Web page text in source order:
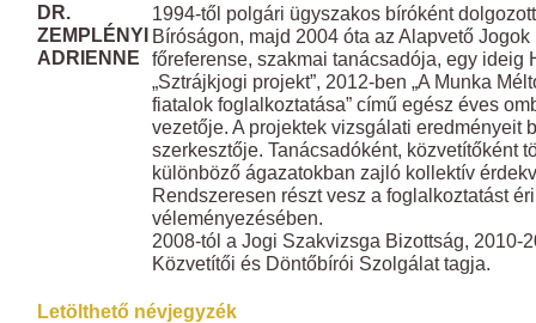
DR.
ZEMPLÉNYI
ADRIENNE
1994-től polgári ügyszakos bíróként
Bíróságon, majd 2004 óta az Alapvető
főreferense, szakmai tanácsadója, egy ideig
„Sztrájkjogi projekt”, 2012-ben „A Munka
fiatalok foglalkoztatása” című egész éves
vezetője. A projektek vizsgálati eredményeit
szerkesztője. Tanácsadóként, közvetítőként
különböző ágazatokban zajló kollektív
Rendszeresen részt vesz a foglalkoztatást
véleményezésében.
2008-tól a Jogi Szakvizsga Bizottság, 2010-
Közvetítői és Döntőbírói Szolgálat tagja.
Letölthető névjegyzék